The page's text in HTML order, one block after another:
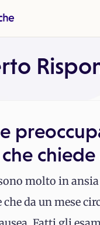
molto in
da un mese